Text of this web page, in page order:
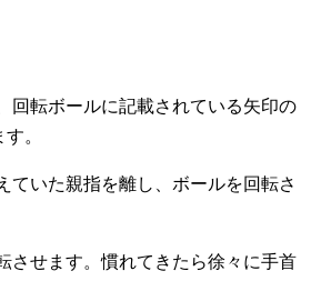
回転ボールに記載されている矢印の
。
いた親指を離し、ボールを回転さ
させます。慣れてきたら徐々に手首